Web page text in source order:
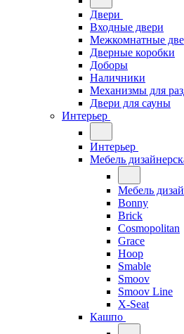
Двери
Входные двери
Межкомнатные
Дверные коробки
Доборы
Наличники
Механизмы для
Двери для сауны
Интерьер
Интерьер
Мебель
Мебель
Bonny
Brick
Cosmopolitan
Grace
Hoop
Smable
Smoov
Smoov Line
X-Seat
Кашпо